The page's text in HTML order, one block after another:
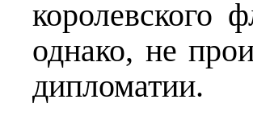
королевского
однако, не
дипломатии.